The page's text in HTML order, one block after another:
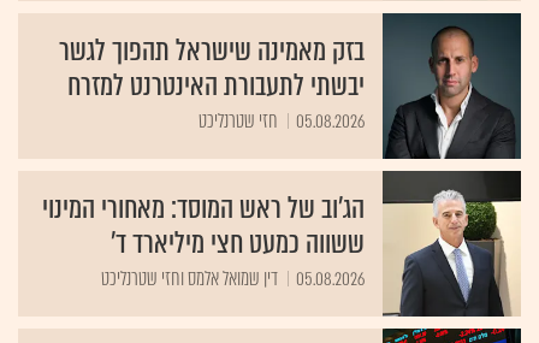
בזק מאמינה שישראל תהפוך לגשר
יבשתי לתעבורת האינטרנט למזרח
05.08.2026 חזי שטרנליכט
הג׳וב של ראש המוסד: מאחורי המינוי
ששווה כמעט חצי מיליארד ד'
05.08.2026 דין שמואל אלמס וחזי שטרנליכט